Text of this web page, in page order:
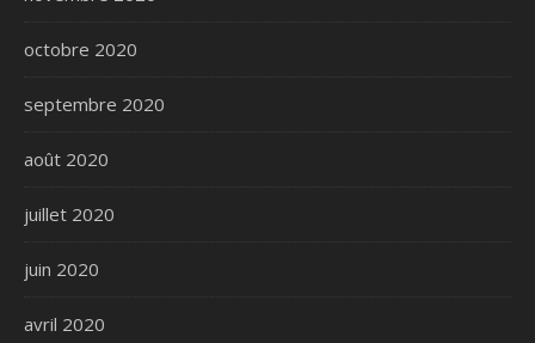
octobre 2020
septembre 2020
août 2020
juillet 2020
juin 2020
avril 2020